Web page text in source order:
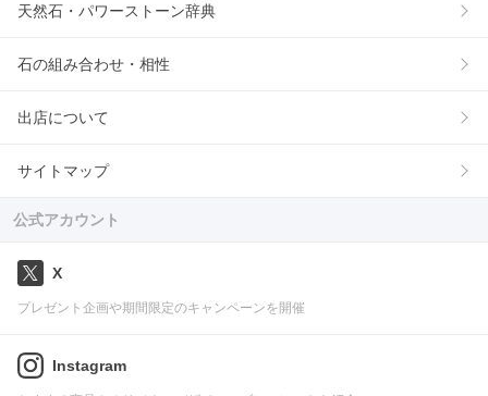
天然石・パワーストーン辞典
石の組み合わせ・相性
出店について
サイトマップ
公式アカウント
X
プレゼント企画や期間限定のキャンペーンを開催
Instagram